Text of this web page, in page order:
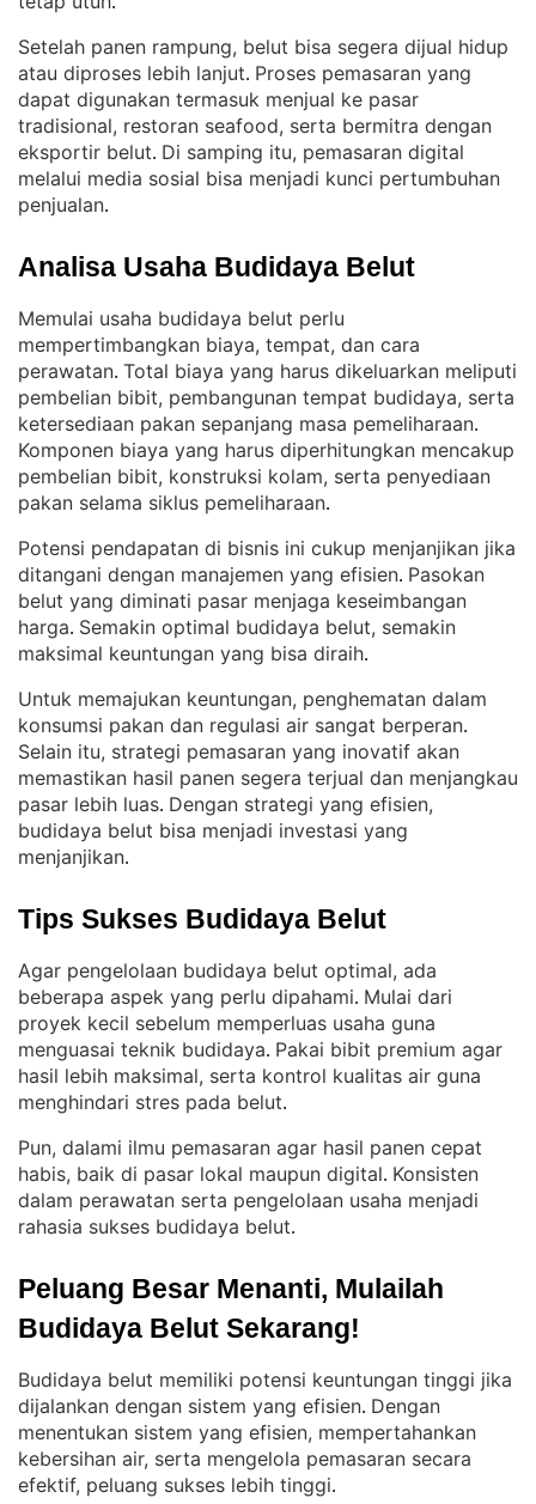
Setelah panen rampung, belut bisa segera dijual hidup
atau diproses lebih lanjut. Proses pemasaran yang
dapat digunakan termasuk menjual ke pasar
tradisional, restoran seafood, serta bermitra dengan
eksportir belut. Di samping itu, pemasaran digital
melalui media sosial bisa menjadi kunci pertumbuhan
penjualan.
Analisa Usaha Budidaya Belut
Memulai usaha budidaya belut perlu
mempertimbangkan biaya, tempat, dan cara
perawatan. Total biaya yang harus dikeluarkan meliputi
pembelian bibit, pembangunan tempat budidaya, serta
ketersediaan pakan sepanjang masa pemeliharaan
Komponen biaya yang harus diperhitungkan mencakup
pembelian bibit, konstruksi kolam, serta penyediaan
pakan selama siklus pemeliharaan.
Potensi pendapatan di bisnis ini cukup menjanjikan jika
ditangani dengan manajemen yang efisien. Pasokan
belut yang diminati pasar menjaga keseimbangan
harga. Semakin optimal budidaya belut, semakin
maksimal keuntungan yang bisa diraih.
Untuk memajukan keuntungan, penghematan dalam
konsumsi pakan dan regulasi air sangat berperan
Selain itu, strategi pemasaran yang inovatif akan
memastikan hasil panen segera terjual dan menjangkau
pasar lebih luas. Dengan strategi yang efisien,
budidaya belut bisa menjadi investasi yang
menjanjikan.
Tips Sukses Budidaya Belut
Agar pengelolaan budidaya belut optimal, ada
beberapa aspek yang perlu dipahami. Mulai dari
proyek kecil sebelum memperluas usaha guna
menguasai teknik budidaya. Pakai bibit premium agar
hasil lebih maksimal, serta kontrol kualitas air guna
menghindari stres pada belut.
Pun, dalami ilmu pemasaran agar hasil panen cepat
habis, baik di pasar lokal maupun digital. Konsisten
dalam perawatan serta pengelolaan usaha menjadi
rahasia sukses budidaya belut.
Peluang Besar Menanti, Mulailah
Budidaya Belut Sekarang!
Budidaya belut memiliki potensi keuntungan tinggi jika
dijalankan dengan sistem yang efisien. Dengan
menentukan sistem yang efisien, mempertahankan
kebersihan air, serta mengelola pemasaran secara
efektif, peluang sukses lebih tinggi.